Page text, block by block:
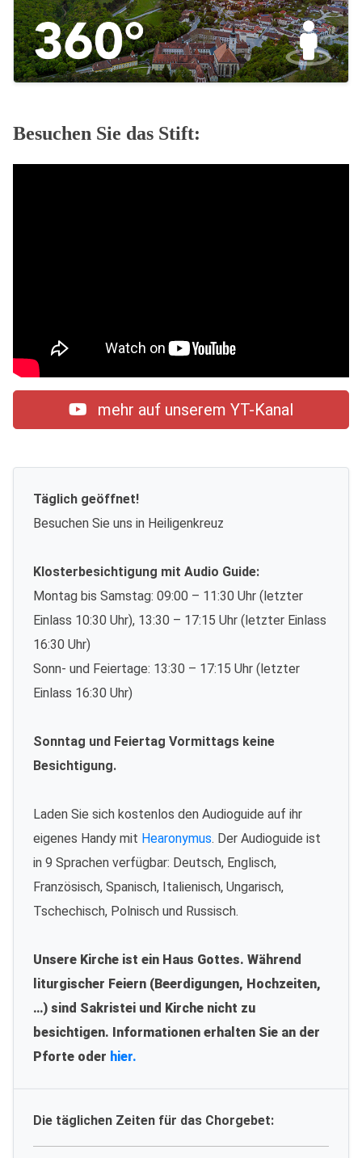
Besuchen Sie das Stift:
mehr auf unserem YT-Kanal
Täglich geöffnet!
Besuchen Sie uns in Heiligenkreuz
Klosterbesichtigung mit Audio Guide:
Montag bis Samstag: 09:00 – 11:30 Uhr (letzter
Einlass 10:30 Uhr), 13:30 – 17:15 Uhr (letzter Einlass
16:30 Uhr)
Sonn- und Feiertage: 13:30 – 17:15 Uhr (letzter
Einlass 16:30 Uhr)
Sonntag und Feiertag Vormittags keine
Besichtigung.
Laden Sie sich kostenlos den Audioguide auf ihr
eigenes Handy mit Hearonymus. Der Audioguide ist
in 9 Sprachen verfügbar: Deutsch, Englisch,
Französisch, Spanisch, Italienisch, Ungarisch,
Tschechisch, Polnisch und Russisch.
Unsere Kirche ist ein Haus Gottes. Während
liturgischer Feiern (Beerdigungen, Hochzeiten,
…) sind Sakristei und Kirche nicht zu
besichtigen. Informationen erhalten Sie an der
Pforte oder hier.
Die täglichen Zeiten für das Chorgebet: